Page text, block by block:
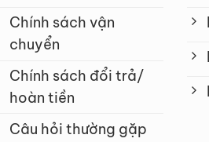
Chính sách vận
chuyển
Chính sách đổi trả/
hoàn tiền
Câu hỏi thường gặp